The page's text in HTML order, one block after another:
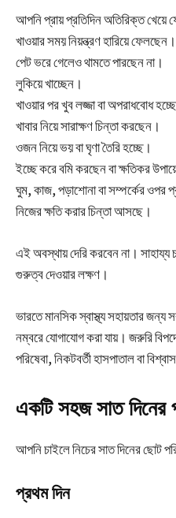
আপনি প্রায় প্রতিদিন অতিরিক্ত খেয়ে
খাওয়ার সময় নিয়ন্ত্রণ হারিয়ে ফেলছেন।
পেট ভরে গেলেও থামতে পারছেন না।
লুকিয়ে খাচ্ছেন।
খাওয়ার পর খুব লজ্জা বা অপরাধবোধ
খাবার নিয়ে সারাক্ষণ চিন্তা করছেন।
ওজন নিয়ে ভয় বা ঘৃণা তৈরি হচ্ছে।
ইচ্ছে করে বমি করছেন বা ক্ষতিকর
ঘুম, কাজ, পড়াশোনা বা সম্পর্কের ওপর
নিজের ক্ষতি করার চিন্তা আসছে।
এই অবস্থায় দেরি করবেন না। সাহায্য
গুরুত্ব দেওয়ার লক্ষণ।
ভারতে মানসিক স্বাস্থ্য সহায়তার জন্য
নম্বরে যোগাযোগ করা যায়। জরুরি
পরিষেবা, নিকটবর্তী হাসপাতাল বা
একটি সহজ সাত দিনের
আপনি চাইলে নিচের সাত দিনের ছোট
প্রথম দিন